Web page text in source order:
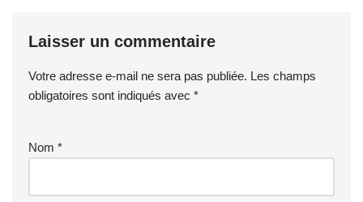
Laisser un commentaire
Votre adresse e-mail ne sera pas publiée. Les champs
obligatoires sont indiqués avec *
Nom *